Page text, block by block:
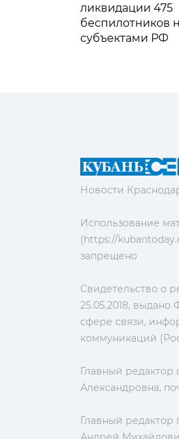
ликвидации 475
беспилотников
субъектами РФ
Новости
Использование
(https://
запрещено
Свидетельство о
25.05.2018,
сфере связи,
коммуникаций
Главный редактор
Александровна,
Главный редактор